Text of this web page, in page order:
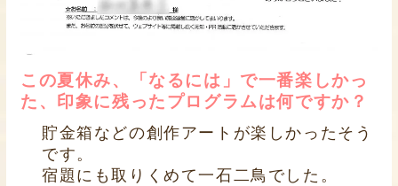
この夏休み、「なるには」で一番楽しかっ
た、印象に残ったプログラムは何ですか？
貯金箱などの創作アートが楽しかったそう
です。
宿題にも取りくめて一石二鳥でした。